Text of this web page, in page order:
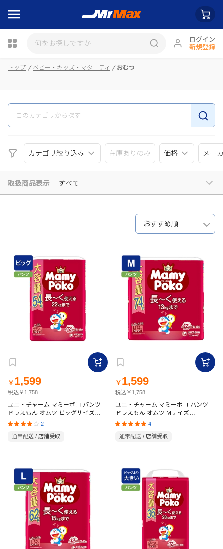
ログイン
新規登録
瓶詰
トップ ベビー・キッズ・マタニティ おむつ
カテゴリ絞り込み 在庫ありのみ 価格 メー
取扱商品表示 すべて
おすすめ順
￥ 1,599
税込￥1,758
ユニ・チャーム マミーポコ パンツ
ドラえもん オムツ ビッグサイズ
(12~22kg)54枚
2
通常配送 / 店舗受取
￥ 1,599
税込￥1,758
ユニ・チャーム マミーポコ パンツ
ドラえもん オムツ Mサイズ
(6~13kg)74枚4
通常配送 / 店舗受取